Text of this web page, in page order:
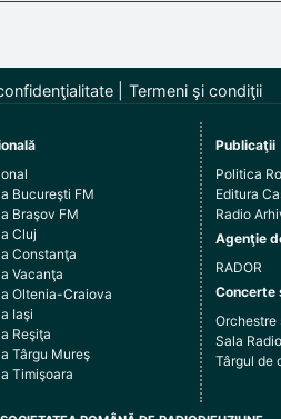
Termeni şi condiţii
Bucureşti FM
Braşov FM
Cluj
Constanţa
Vacanţa
Oltenia-Craiova
Iaşi
Reşiţa
Târgu Mureş
Timişoara
Publicaţii
Politica
Editura
Radio
Agenţie
RADOR
Concerte
Orchestre
Sala Radio
Târgul de